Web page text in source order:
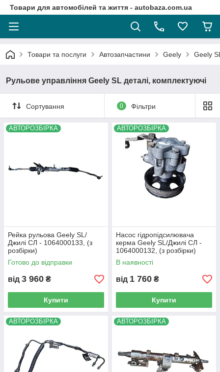
Товари для автомобілей та життя - autobaza.com.ua
Товари та послуги Автозапчастини Geely Geely
Рульове управління Geely SL деталі, комплектуючі
Сортування 0 Фільтри
АВТОРОЗБІРКА
Рейка рульова Geely SL/
Джилі СЛ - 1064000133, (з
розбірки)
Готово до відправки
від 3 960 ₴
Купити
АВТОРОЗБІРКА
Насос гідропідсилювача
керма Geely SL/Джилі СЛ -
1064000132, (з розбірки)
В наявності
від 1 760 ₴
Купити
АВТОРОЗБІРКА АВТОРОЗБІРКА